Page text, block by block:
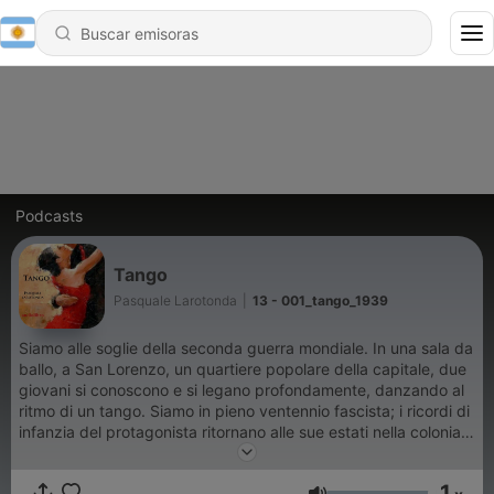
Podcasts
Tango
Pasquale Larotonda 13 - 001_tango_1939
Siamo alle soglie della seconda guerra mondiale. In una sala da
ballo, a San Lorenzo, un quartiere popolare della capitale, due
giovani si conoscono e si legano profondamente, danzando al
ritmo di un tango. Siamo in pieno ventennio fascista; i ricordi di
infanzia del protagonista ritornano alle sue estati nella colonia
romagnola per i figli degli italiani all'estero, trascorse sulle rive